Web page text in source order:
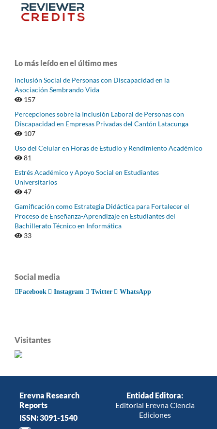
Lo más leído en el último mes
Inclusión Social de Personas con Discapacidad en la
Asociación Sembrando Vida
157
Percepciones sobre la Inclusión Laboral de Personas con
Discapacidad en Empresas Privadas del Cantón Latacunga
107
Uso del Celular en Horas de Estudio y Rendimiento Académico
81
Estrés Académico y Apoyo Social en Estudiantes
Universitarios
47
Gamificación como Estrategia Didáctica para Fortalecer el
Proceso de Enseñanza-Aprendizaje en Estudiantes del
Bachillerato Técnico en Informática
33
Social media
Facebook Instagram Twitter WhatsApp
Visitantes
Erevna Research
Reports
ISSN: 3091-1540
Entidad Editora:
Editorial Erevna Ciencia
Ediciones